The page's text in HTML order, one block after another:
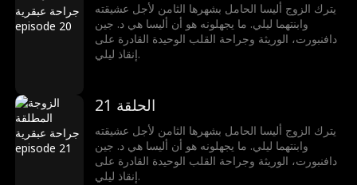
يترك الزوج أليسا الحامل بشهرها الثامن لأجل عشيقته
وابنتهما ليلي. ما يجهلونه هو أن أليسا هي د. جين
دافنبورت، الوريثة وجراحة القلب الوحيدة القادرة على
إنقاذ ليلي.
الحلقة 21
يترك الزوج أليسا الحامل بشهرها الثامن لأجل عشيقته
وابنتهما ليلي. ما يجهلونه هو أن أليسا هي د. جين
دافنبورت، الوريثة وجراحة القلب الوحيدة القادرة على
إنقاذ ليلي.